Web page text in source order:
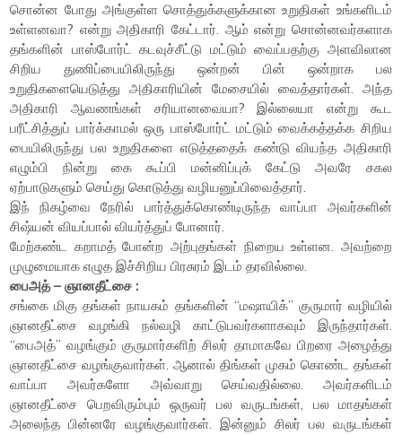
சொன்ன போது அங்குள்ள சொத்துக்களுக்கான உறுதிகள் உங்களிடம்
உள்ளனவா? என்று அதிகாரி கேட்டார். ஆம் என்று சொன்னவர்களாக
தங்களின் பாஸ்போர்ட் கடவுச்சீட்டு மட்டும் வைப்பதற்கு அளவிலான
சிறிய துணிப்பையிலிருந்து ஒன்றன் பின் ஒன்றாக பல
உறுதிகளையெடுத்து அதிகாரியின் மேசையில் வைத்தார்கள். அந்த
அதிகாரி ஆவணங்கள் சரியானவையா? இல்லையா என்று கூட
பரீட்சித்துப் பார்க்காமல் ஒரு பாஸ்போர்ட் மட்டும் வைக்கத்தக்க சிறிய
பையிலிருந்து பல உறுதிகளை எடுத்ததைக் கண்டு வியந்த அதிகாரி
எழும்பி நின்று கை கூப்பி மன்னிப்புக் கேட்டு அவரே சகல
ஏற்பாடுகளும் செய்து கொடுத்து வழியனுப்பிவைத்தார்.
இந் நிகழ்வை நேரில் பார்த்துக்கொண்டிருந்த வாப்பா அவர்களின்
சிஷ்யன் வியப்பால் வியர்த்துப் போனார்.
மேற்கண்ட கறாமத் போன்ற அற்புதங்கள் நிறைய உள்ளன. அவற்றை
முழுமையாக எழுத இச்சிறிய பிரசுரம் இடம் தரவில்லை.
பைஅத்–ஞானதீட்சை :
சங்கை மிகு தங்கள் நாயகம் தங்களின் “மஷாயிக்” குருமார் வழியில்
ஞானதீட்சை வழங்கி நல்வழி காட்டுபவர்களாகவும் இருந்தார்கள்.
“பைஅத்” வழங்கும் குருமார்களிற் சிலர் தாமாகவே பிறரை அழைத்து
ஞானதீட்சை வழங்குவார்கள். ஆனால் திங்கள் முகம் கொண்ட தங்கள்
வாப்பா அவர்களோ அவ்வாறு செய்வதில்லை. அவர்களிடம்
ஞானதீட்சை பெறவிரும்பும் ஒருவர் பல வருடங்கள், பல மாதங்கள்
அலைந்த பின்னரே வழங்குவார்கள். இன்னும் சிலர் பல வருடங்கள்